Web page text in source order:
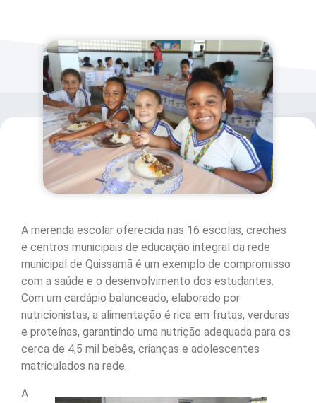
A merenda escolar oferecida nas 16 escolas, creches
e centros municipais de educação integral da rede
municipal de Quissamã é um exemplo de compromisso
com a saúde e o desenvolvimento dos estudantes.
Com um cardápio balanceado, elaborado por
nutricionistas, a alimentação é rica em frutas, verduras
e proteínas, garantindo uma nutrição adequada para os
cerca de 4,5 mil bebês, crianças e adolescentes
matriculados na rede.
A